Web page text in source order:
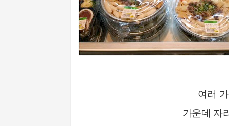
여러
가운데 자